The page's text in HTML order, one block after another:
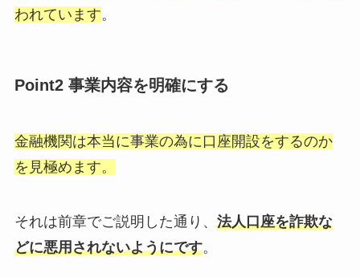
われています。
Point2 事業内容を明確にする
金融機関は本当に事業の為に口座開設をするのか
を見極めます。
それは前章でご説明した通り、 法人口座を詐欺な
どに悪用されないようにです。